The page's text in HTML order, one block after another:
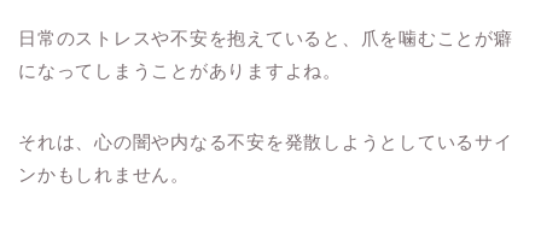
日常のストレスや不安を抱えていると、爪を噛むことが癖
になってしまうことがありますよね。
それは、心の闇や内なる不安を発散しようとしているサイ
ンかもしれません。